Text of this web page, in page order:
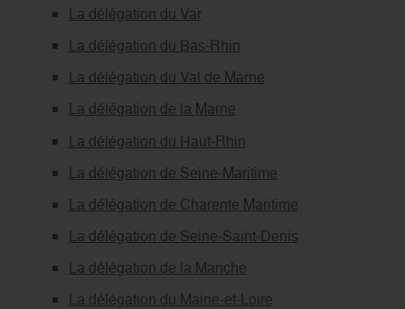
La délégation du Var
La délégation du Bas-Rhin
La délégation du Val de Marne
La délégation de la Marne
La délégation du Haut-Rhin
La délégation de Seine-Maritime
La délégation de Charente Maritime
La délégation de Seine-Saint-Denis
La délégation de la Manche
La délégation du Maine-et-Loire